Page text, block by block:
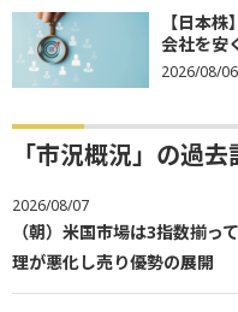
【日本
会社を安
2026/08/06
「市況概況」の過
2026/08/07
（朝）米国市場は3指数揃
理が悪化し売り優勢の展開